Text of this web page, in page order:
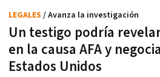
Un testigo podría
en la causa AFA y
Estados Unidos
LEGALES / Avanza la investigación